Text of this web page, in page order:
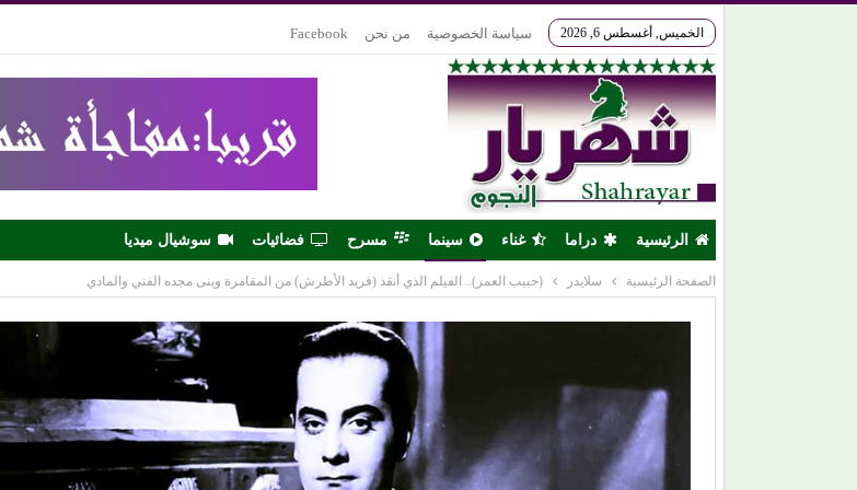
الخميس, أغسطس 6, 2026 سياسة الخصوصية من نحن Facebook
الرئيسية دراما غناء سينما مسرح فضائيات سوشيال ميديا
الصفحة الرئيسية سلايدر (حبيب العمر).. الفيلم الذي أنقذ (فريد الأطرش) من المقامرة وبنى مجده الفني والمادي